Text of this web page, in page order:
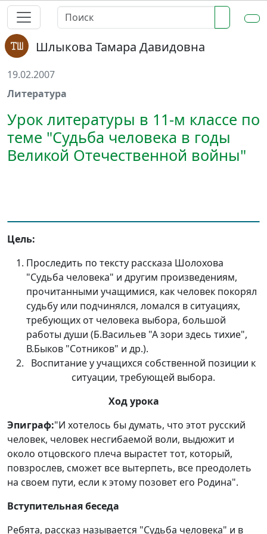
Шлыкова Тамара Давидовна
19.02.2007
Литература
Урок литературы в 11-м классе по
теме "Судьба человека в годы
Великой Отечественной войны"
Цель:
Проследить по тексту рассказа Шолохова
"Судьба человека" и другим произведениям,
прочитанными учащимися, как человек покорял
судьбу или подчинялся, ломался в ситуациях,
требующих от человека выбора, большой
работы души (Б.Васильев "А зори здесь тихие",
В.Быков "Сотников" и др.).
Воспитание у учащихся собственной позиции к
ситуации, требующей выбора.
Ход урока
Эпиграф:"И хотелось бы думать, что этот русский
человек, человек несгибаемой воли, выдюжит и
около отцовского плеча вырастет тот, который,
повзрослев, сможет все вытерпеть, все преодолеть
на своем пути, если к этому позовет его Родина".
Вступительная беседа
Ребята, рассказ называется "Судьба человека" и в